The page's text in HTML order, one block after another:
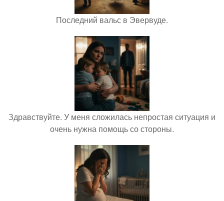
Последний вальс в Эвервуде.
Здравствуйте. У меня сложилась непростая ситуация и
очень нужна помощь со стороны.